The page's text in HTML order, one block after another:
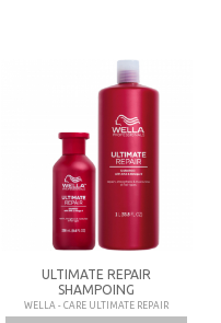
ULTIMATE REPAIR
SHAMPOING
WELLA - CARE ULTIMATE REPAIR